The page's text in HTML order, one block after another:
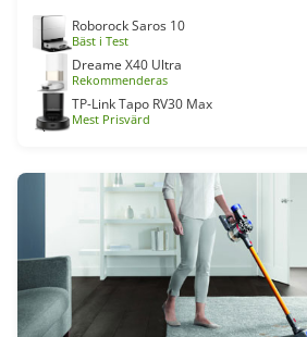
Roborock Saros 10
Bäst i Test
Dreame X40 Ultra
Rekommenderas
TP-Link Tapo RV30 Max
Mest Prisvärd